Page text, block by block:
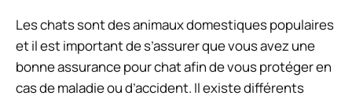
Les chats sont des animaux domestiques populaires
et il est important de s’assurer que vous avez une
bonne assurance pour chat afin de vous protéger en
cas de maladie ou d’accident. Il existe différents